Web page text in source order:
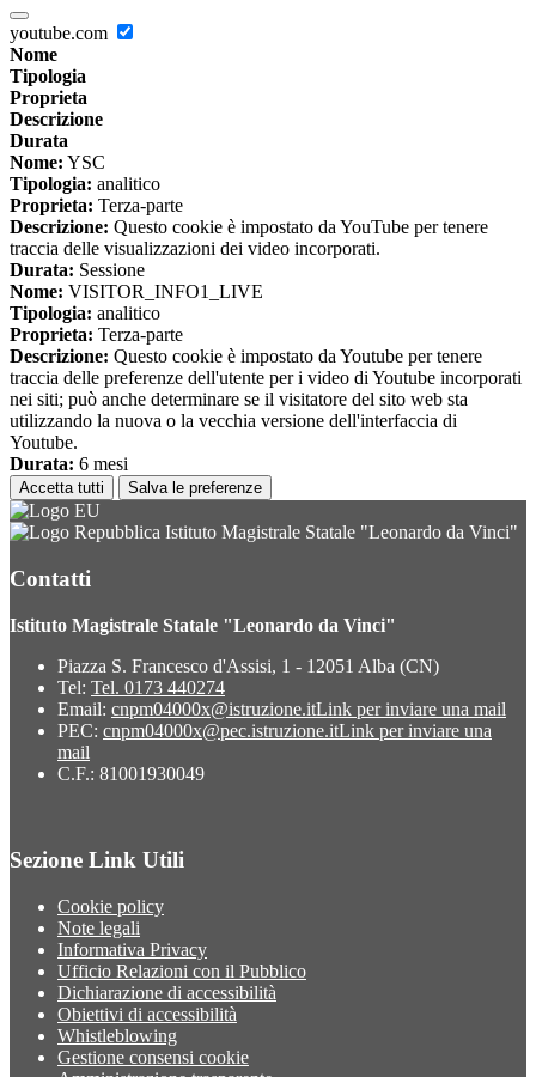
youtube.com
Nome
Tipologia
Proprieta
Descrizione
Durata
Nome: YSC
Tipologia: analitico
Proprieta: Terza-parte
Descrizione: Questo cookie è impostato da YouTube per tenere
traccia delle visualizzazioni dei video incorporati.
Durata: Sessione
Nome: VISITOR_INFO1_LIVE
Tipologia: analitico
Proprieta: Terza-parte
Descrizione: Questo cookie è impostato da Youtube per tenere
traccia delle preferenze dell'utente per i video di Youtube incorporati
nei siti; può anche determinare se il visitatore del sito web sta
utilizzando la nuova o la vecchia versione dell'interfaccia di
Youtube.
Durata: 6 mesi
Accetta tutti Salva le preferenze
Istituto Magistrale Statale "Leonardo da Vinci"
Contatti
Istituto Magistrale Statale "Leonardo da Vinci"
Piazza S. Francesco d'Assisi, 1 - 12051 Alba (CN)
Tel: Tel. 0173 440274
Email: cnpm04000x@istruzione.itLink per inviare una mail
PEC: cnpm04000x@pec.istruzione.itLink per inviare una
mail
C.F.: 81001930049
Sezione Link Utili
Cookie policy
Note legali
Informativa Privacy
Ufficio Relazioni con il Pubblico
Dichiarazione di accessibilità
Obiettivi di accessibilità
Whistleblowing
Gestione consensi cookie